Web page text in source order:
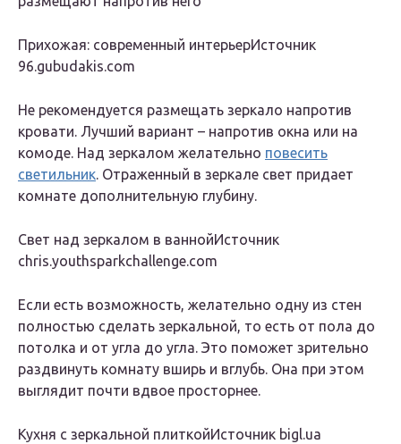
Прихожая: современный интерьерИсточник
96.gubudakis.com
Не рекомендуется размещать зеркало напротив
кровати. Лучший вариант – напротив окна или на
комоде. Над зеркалом желательно повесить
светильник. Отраженный в зеркале свет придает
комнате дополнительную глубину.
Свет над зеркалом в ваннойИсточник
chris.youthsparkchallenge.com
Если есть возможность, желательно одну из стен
полностью сделать зеркальной, то есть от пола до
потолка и от угла до угла. Это поможет зрительно
раздвинуть комнату вширь и вглубь. Она при этом
выглядит почти вдвое просторнее.
Кухня с зеркальной плиткойИсточник bigl.ua